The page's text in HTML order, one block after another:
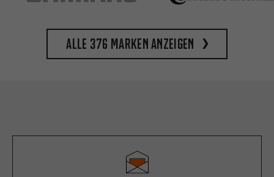
Alle 376 Marken anzeigen